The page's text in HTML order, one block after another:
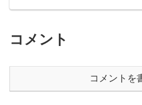
コメント
コメントを